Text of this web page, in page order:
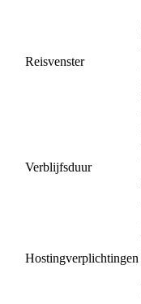
Reisvenster
Verblijfsduur
Hostingverplichtingen